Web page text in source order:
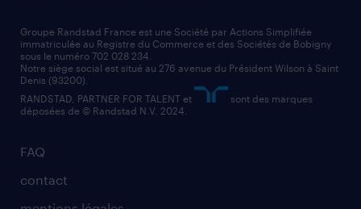
assistant administratif
comptable
nos cabinets de recrutement
FAQ
contact
Groupe Randstad France est une Société par Actions Simplifiée
immatriculée au Registre du Commerce et des Sociétés de Bobigny
sous le numéro 702 028 234.
Notre siège social est situé au 276 avenue du Président Wilson à Saint
Denis (93200).
RANDSTAD, PARTNER FOR TALENT et
sont des marques
déposées de © Randstad N.V. 2024.